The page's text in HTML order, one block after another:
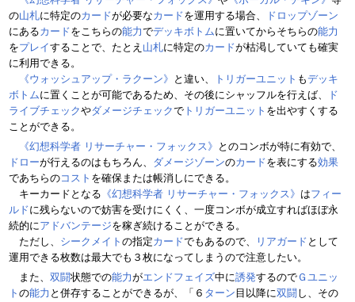
の山札に特定のカードが必要なカードを運用する場合、
ドロップゾーン
にあるカードをこちらの能力でデッキボトムに置いてからそちらの能力
をプレイすることで、たとえ 山札に特定のカードが枯渇していても確実
に利用できる。
《ウォッシュアップ・ラクーン》 と違い、 トリガーユニット もデッキ
ボトムに置くことが可能であるため、その後にシャッフルを行えば、
ド
ライブチェックやダメージチェックで トリガーユニット を出やすくする
ことができる。
《幻想科学者 リサーチャー・フォックス》 とのコンボが特に有効で、
ドローが行えるのはもちろん、 ダメージゾーンのカードを表にする効果
であちらのコスト を確保または帳消しにできる。
キーカードとなる 《幻想科学者 リサーチャー・フォックス》 はフィー
ルドに残らないので妨害を受けにくく、一度コンボが成立すればほぼ永
続的にアドバンテージを稼ぎ続けることができる。
ただし、 シークメイト の指定カードでもあるので、 リアガード として
運用できる枚数は最大でも３枚になってしまうので注意したい。
また、 双闘状態での能力がエンドフェイズ中に誘発するので Ｇユニッ
ト の能力 と併存することができるが、「６ ターン 目以降に双闘 し、その